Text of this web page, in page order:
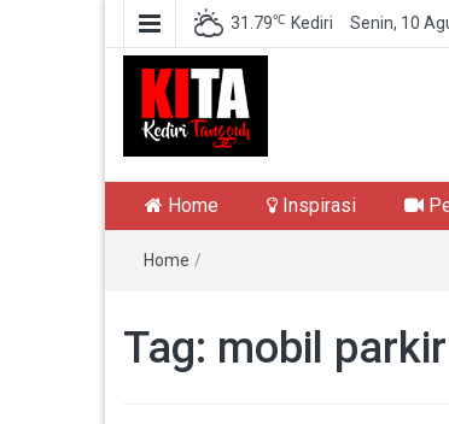
31.79℃ Kediri Senin, 10
Kediri Tangguh
Home Inspirasi
Home /
Tag: mobil parkir